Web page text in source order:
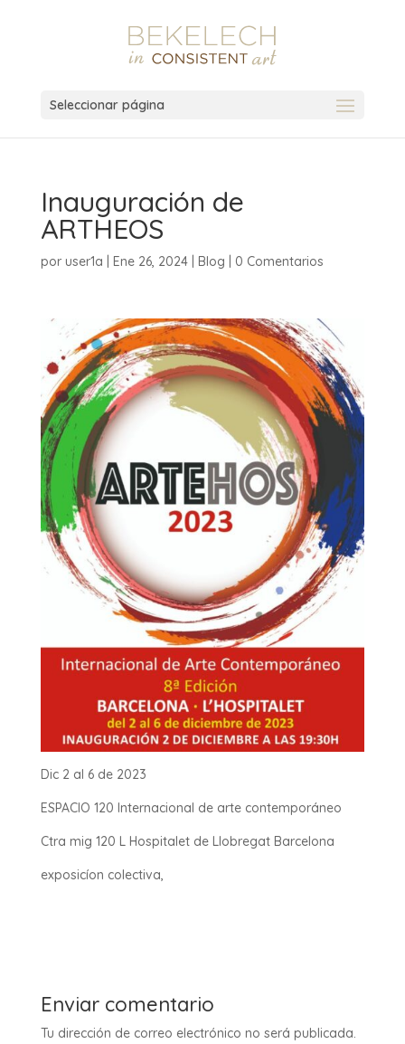
Seleccionar página
Inauguración de
ARTHEOS
por user1a Ene 26, 2024| Blog 0 Comentarios
Dic 2 al 6 de 2023
ESPACIO 120 Internacional de arte contemporáneo
Ctra mig 120 L Hospitalet de Llobregat Barcelona
exposicíon colectiva,
Enviar comentario
Tu dirección de correo electrónico no será publicada.